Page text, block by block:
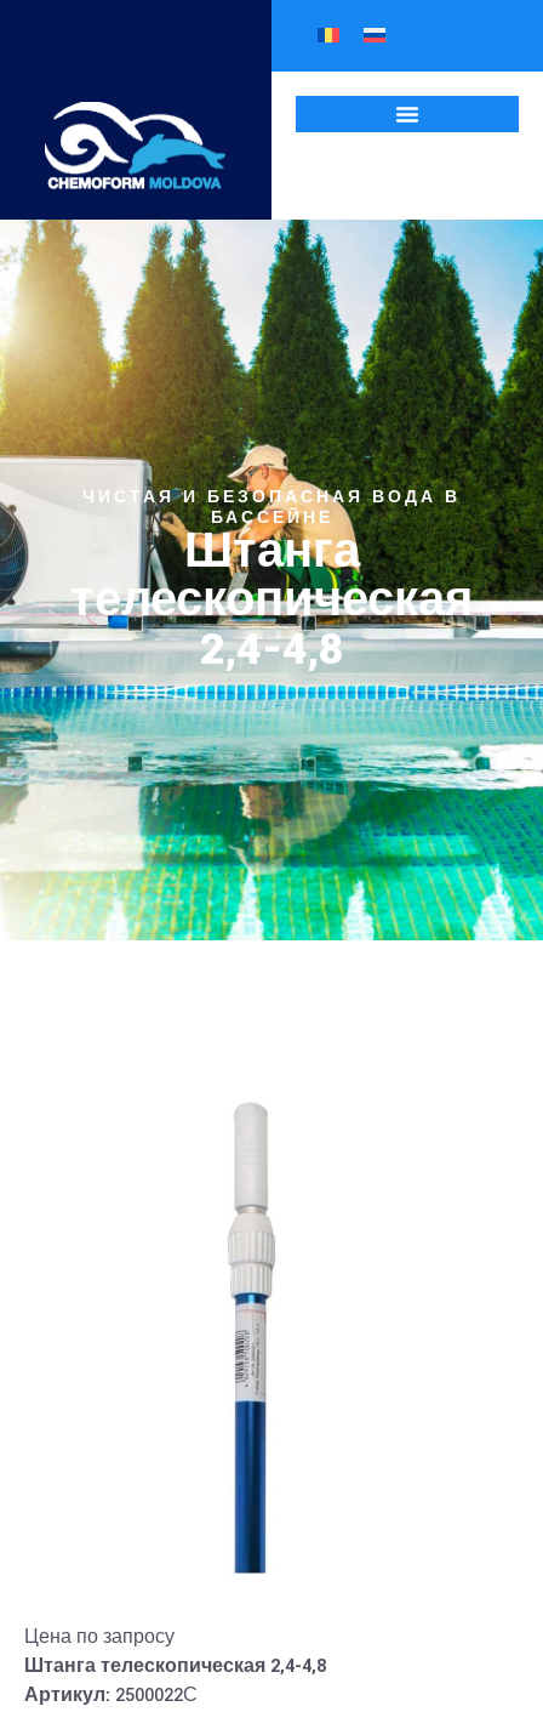
ЧИСТАЯ И БЕЗОПАСНАЯ ВОДА В
БАССЕЙНЕ
Штанга
телескопическая
2,4-4,8
Цена по запросу
Штанга телескопическая 2,4-4,8
Артикул: 2500022С